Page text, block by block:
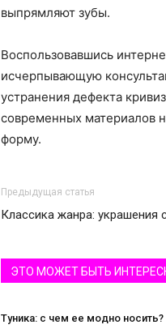
выпрямляют зубы.
Воспользовавшись
исчерпывающую
устранения дефекта
современных материалов
форму.
Предыдущая статья
Классика жанра: украшения
ЭТО МОЖЕТ БЫТЬ
Туника: с чем ее модно носить?